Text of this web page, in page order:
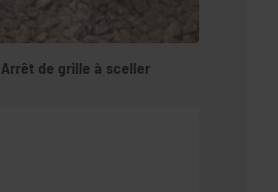
Arrêt de grille à sceller